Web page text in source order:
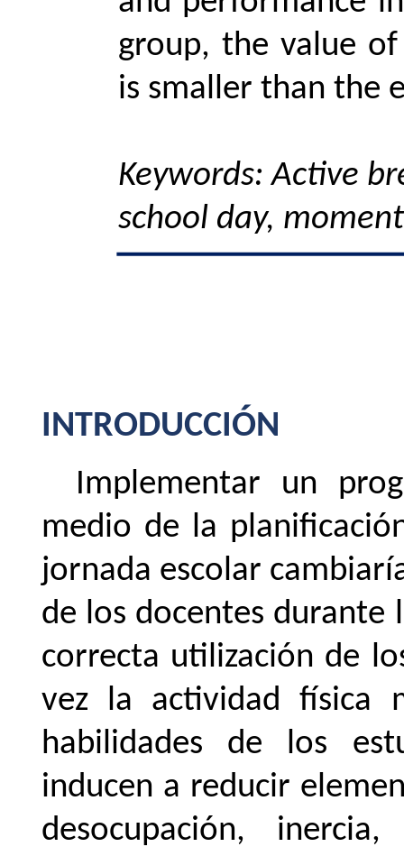
group, the value
is smaller than the
Keywords: Active
school day,
INTRODUCCIÓN
Implementar un
medio de la
jornada escolar
de los docentes durante
correcta utilización de
vez la actividad física
habilidades de los
inducen a reducir
desocupación,